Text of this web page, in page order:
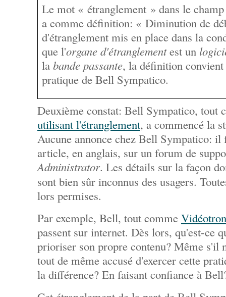
Le mot « étranglement » dans le
a comme définition: « Diminution de
d'étranglement mis en place dans la
que l'organe d'étranglementest un
la bande passante, la définition
pratique de Bell Sympatico.
Deuxième constat: Bell Sympatico, tout
utilisant l'étranglement, a commencé la
Aucune annonce chez Bell Sympatico:
article, en anglais, sur un forum de
Administrator. Les détails sur la façon
sont bien sûr inconnus des usagers.
lors permises.
Par exemple, Bell, tout comme Vidéotron
passent sur internet. Dès lors, qu'est-ce
prioriser son propre contenu? Même s'il
tout de même accusé d'exercer cette
la différence? En faisant confiance à